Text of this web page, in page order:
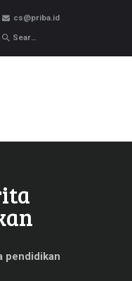
cs@priba.id
pendidikan